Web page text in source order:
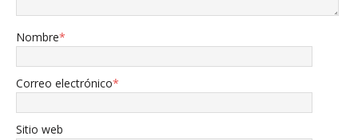
Nombre*
Correo electrónico*
Sitio web